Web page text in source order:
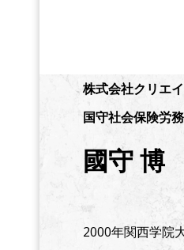
株式会社クリエ
国守社会保険労
國守 博
2000年関西学院